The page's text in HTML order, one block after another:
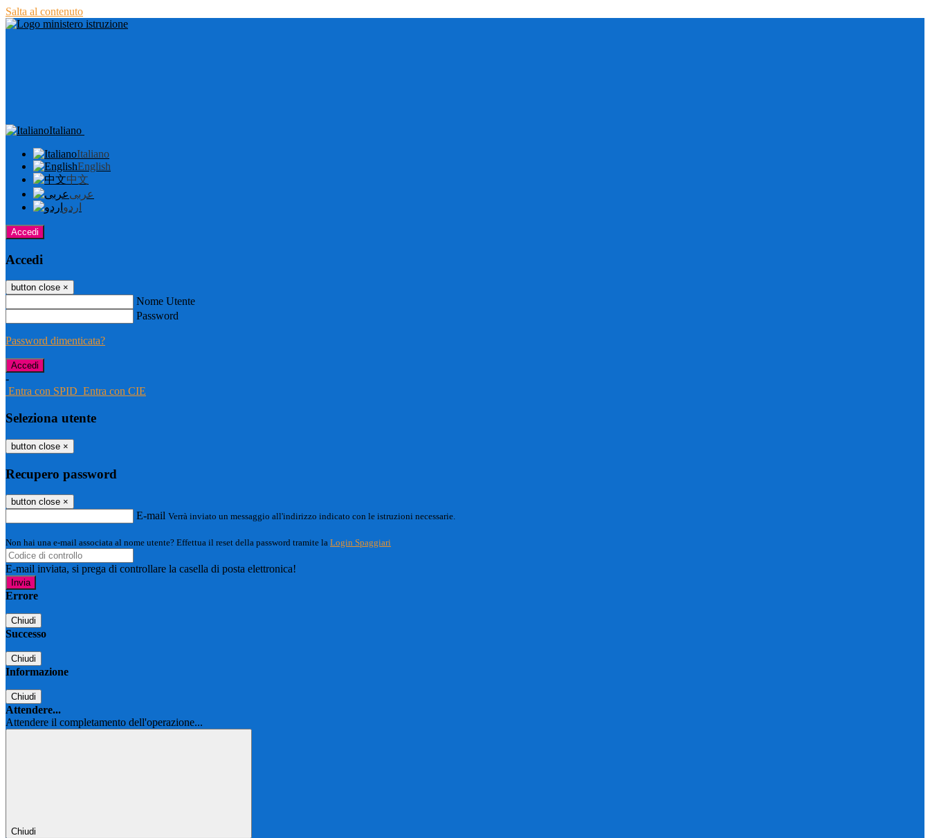
Salta al contenuto
Italiano
Italiano
English
中文
عربى
اردو
Accedi
Accedi
button close ×
Nome Utente
Password
Password dimenticata?
-
Entra con SPID Entra con CIE
Seleziona utente
button close ×
Recupero password
button close ×
E-mail Verrà inviato un messaggio all'indirizzo indicato con le istruzioni necessarie.
Non hai una e-mail associata al nome utente? Effettua il reset della password tramite la Login Spaggiari
E-mail inviata, si prega di controllare la casella di posta elettronica!
Errore
Chiudi
Successo
Chiudi
Informazione
Chiudi
Attendere...
Attendere il completamento dell'operazione...
Chiudi